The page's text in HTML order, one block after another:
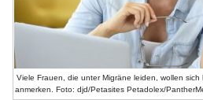
Viele Frauen, die unter Migräne leiden, wollen sich
anmerken. Foto: djd/Petasites Petadolex/